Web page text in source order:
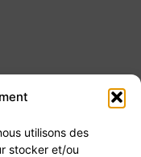
utilisons des
stocker et/ou